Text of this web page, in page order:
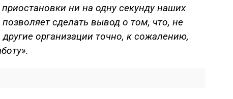
ни на одну секунду наших
сделать вывод о том, что, не
организации точно, к сожалению,